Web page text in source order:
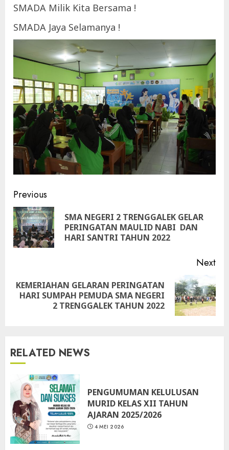
SMADA Milik Kita Bersama !
SMADA Jaya Selamanya !
Continue
Reading
Previous
SMA NEGERI 2 TRENGGALEK GELAR
PERINGATAN MAULID NABI DAN
HARI SANTRI TAHUN 2022
Next
Next
KEMERIAHAN GELARAN PERINGATAN
HARI SUMPAH PEMUDA SMA NEGERI
2 TRENGGALEK TAHUN 2022
RELATED NEWS
PENGUMUMAN KELULUSAN
MURID KELAS XII TAHUN
AJARAN 2025/2026
4 MEI 2026